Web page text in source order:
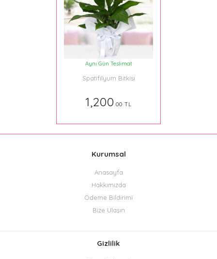
Aynı Gün Teslimat
Spatifilyum Bitkisi
1,200.00 TL
Kurumsal
Anasayfa
Hakkımızda
Ödeme Bildirimi
Bize Ulaşın
Gizlilik